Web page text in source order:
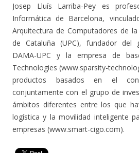
Josep Lluís Larriba-Pey es
Informática de Barcelona,
Arquitectura de Computadores de
de Cataluña (UPC), fundador del
DAMA-UPC y la empresa de
Technologies (www.sparsity-
productos basados en el
conjuntamente con el grupo de
ámbitos diferentes entre los que
logística y la movilidad inteligente
empresas (www.smart-cigo.com).